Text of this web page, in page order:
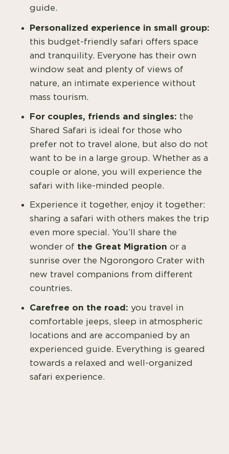
guide.
Personalized experience in small group:
this budget-friendly safari offers space
and tranquility. Everyone has their own
window seat and plenty of views of
nature, an intimate experience without
mass tourism.
For couples, friends and singles: the
Shared Safari is ideal for those who
prefer not to travel alone, but also do not
want to be in a large group. Whether as a
couple or alone, you will experience the
safari with like-minded people.
Experience it together, enjoy it together:
sharing a safari with others makes the trip
even more special. You’ll share the
wonder of the Great Migration or a
sunrise over the Ngorongoro Crater with
new travel companions from different
countries.
Carefree on the road: you travel in
comfortable jeeps, sleep in atmospheric
locations and are accompanied by an
experienced guide. Everything is geared
towards a relaxed and well-organized
safari experience.